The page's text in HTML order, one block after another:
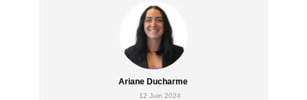
Ariane Ducharme
12 Juin 2024